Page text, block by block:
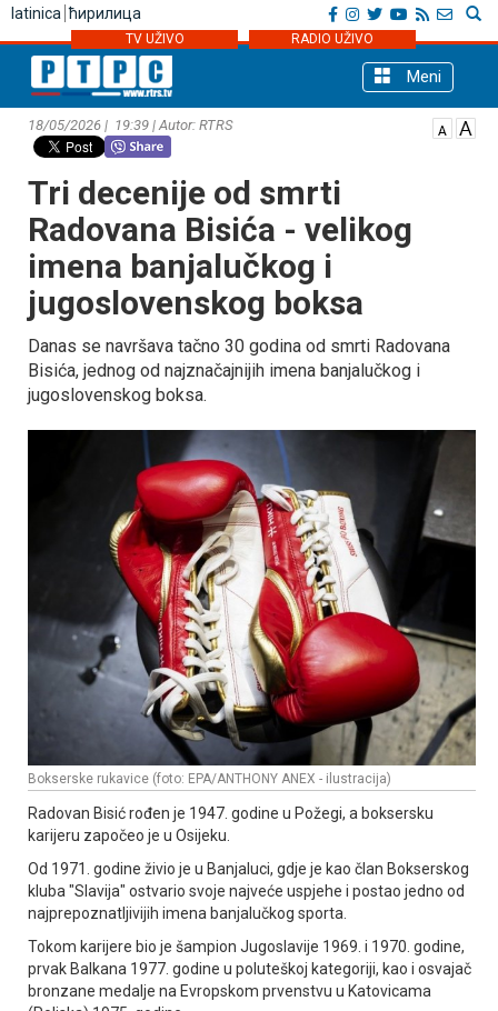
latinica ћирилица
TV UŽIVO RADIO UŽIVO
Meni
18/05/2026 | 19:39 | Autor: RTRS
Tri decenije od smrti
Radovana Bisića - velikog
imena banjalučkog i
jugoslovenskog boksa
Danas se navršava tačno 30 godina od smrti Radovana
Bisića, jednog od najznačajnijih imena banjalučkog i
jugoslovenskog boksa.
Bokserske rukavice (foto: EPA/ANTHONY ANEX - ilustracija)
Radovan Bisić rođen je 1947. godine u Požegi, a boksersku
karijeru započeo je u Osijeku.
Od 1971. godine živio je u Banjaluci, gdje je kao član Bokserskog
kluba "Slavija" ostvario svoje najveće uspjehe i postao jedno od
najprepoznatljivijih imena banjalučkog sporta.
Tokom karijere bio je šampion Јugoslavije 1969. i 1970. godine,
prvak Balkana 1977. godine u poluteškoj kategoriji, kao i osvajač
bronzane medalje na Evropskom prvenstvu u Katovicama